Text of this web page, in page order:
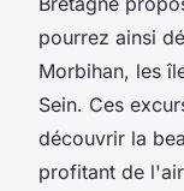
pourrez ainsi
Morbihan, les
Sein. Ces
découvrir la
profitant de